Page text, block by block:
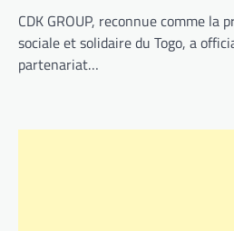
CDK GROUP, reconnue comme la
sociale et solidaire du Togo, a
partenariat…